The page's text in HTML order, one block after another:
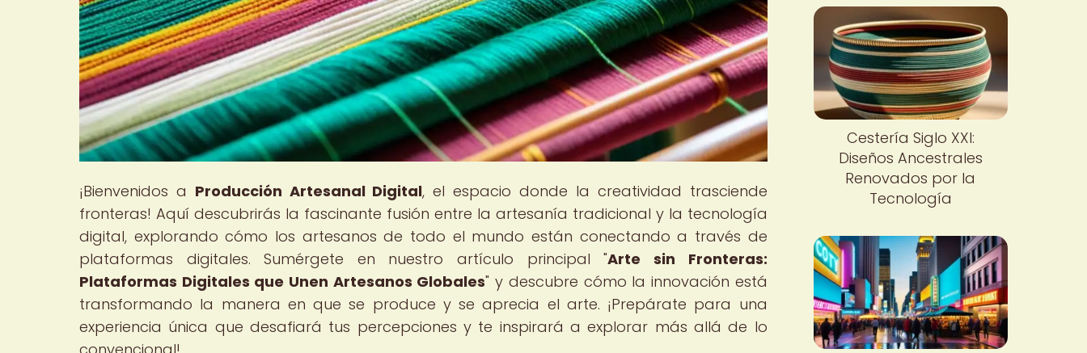
¡Bienvenidos a Producción Artesanal Digital, el espacio donde la creatividad trasciende
fronteras! Aquí descubrirás la fascinante fusión entre la artesanía tradicional y la tecnología
digital, explorando cómo los artesanos de todo el mundo están conectando a través de
plataformas digitales. Sumérgete en nuestro artículo principal "Arte sin Fronteras:
Plataformas Digitales que Unen Artesanos Globales" y descubre cómo la innovación está
transformando la manera en que se produce y se aprecia el arte. ¡Prepárate para una
experiencia única que desafiará tus percepciones y te inspirará a explorar más allá de lo
Cestería Siglo XXI:
Diseños Ancestrales
Renovados por la
Tecnología